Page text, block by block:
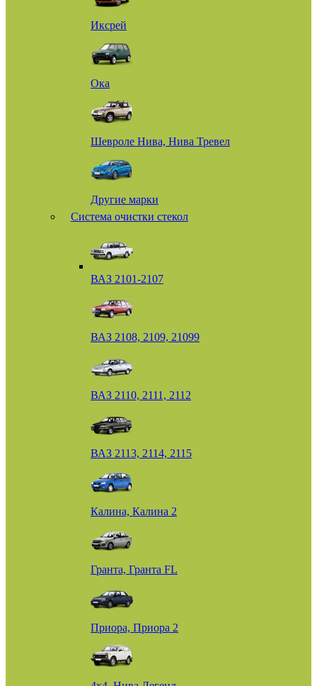
Иксрей
Ока
Шевроле Нива, Нива Тревел
Другие марки
Система очистки стекол
ВАЗ 2101-2107
ВАЗ 2108, 2109, 21099
ВАЗ 2110, 2111, 2112
ВАЗ 2113, 2114, 2115
Калина, Калина 2
Гранта, Гранта FL
Приора, Приора 2